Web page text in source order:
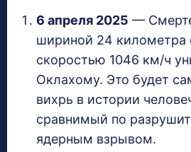
6 апреля 2025 —
шириной 24 километра
скоростью 1046 км/ч
Оклахому. Это будет
вихрь в истории
сравнимый по
ядерным взрывом.